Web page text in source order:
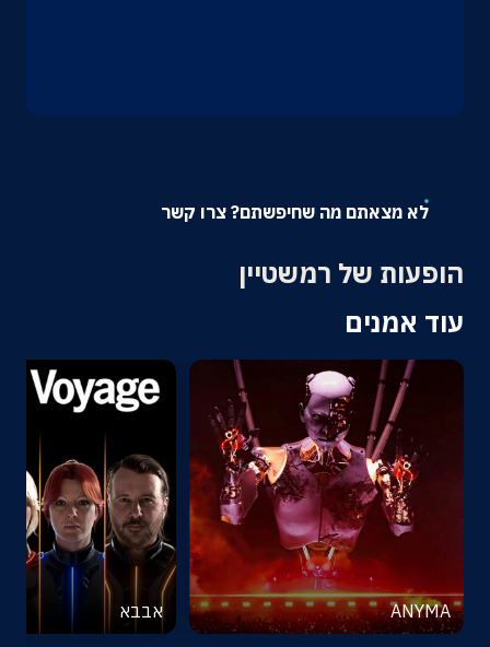
לא מצאתם מה שחיפשתם? צרו קשר
הופעות של רמשטיין
עוד אמנים
ANYMA אבבא